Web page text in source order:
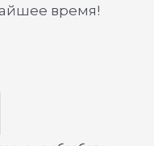
время!